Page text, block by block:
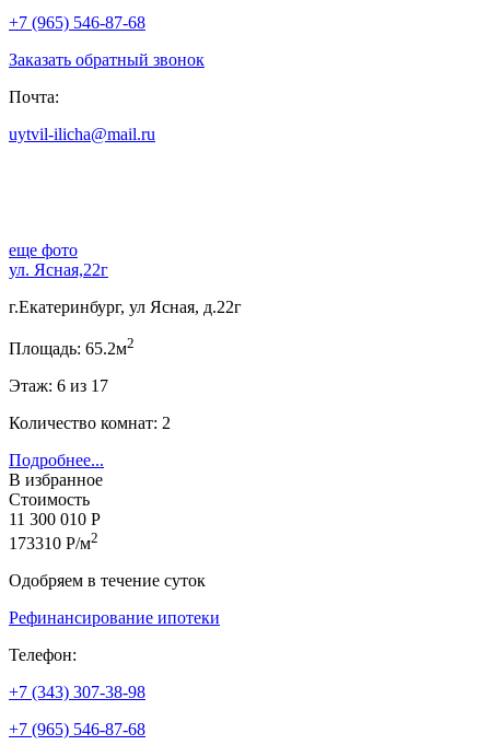
+7 (965) 546-87-68
Заказать обратный звонок
Почта:
uytvil-ilicha@mail.ru
еще фото
ул. Ясная,22г
г.Екатеринбург, ул Ясная, д.22г
Площадь: 65.2м2
Этаж: 6 из 17
Количество комнат: 2
Подробнее...
В избранное
Стоимость
11 300 010 Р
173310 Р/м2
Одобряем в течение суток
Рефинансирование ипотеки
Телефон:
+7 (343) 307-38-98
+7 (965) 546-87-68